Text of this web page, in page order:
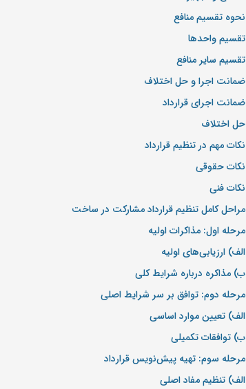
نحوه تقسیم منافع
تقسیم واحدها
تقسیم سایر منافع
ضمانت اجرا و حل اختلاف
ضمانت اجرای قرارداد
حل اختلاف
نکات مهم در تنظیم قرارداد
نکات حقوقی
نکات فنی
مراحل کامل تنظیم قرارداد مشارکت در ساخت
مرحله اول: مذاکرات اولیه
الف) ارزیابی‌های اولیه
ب) مذاکره درباره شرایط کلی
مرحله دوم: توافق بر سر شرایط اصلی
الف) تعیین موارد اساسی
ب) توافقات تکمیلی
مرحله سوم: تهیه پیش‌نویس قرارداد
الف) تنظیم مفاد اصلی